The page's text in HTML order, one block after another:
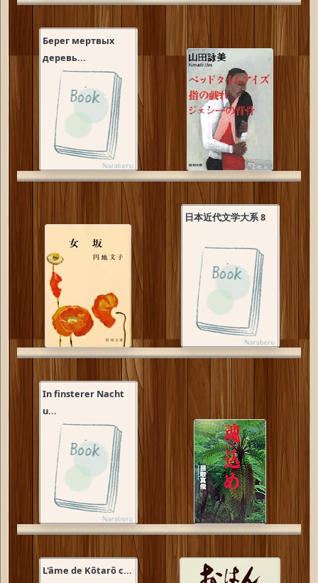
Берег мертвых
деревь...
日本近代文学大系 8
In finsterer Nacht
u...
L'âme de Kôtarô c...